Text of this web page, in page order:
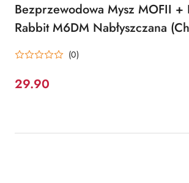
Bezprzewodowa Mysz MOFII +
Rabbit M6DM Nabłyszczana
Red)
(0)
Cena:
29.90